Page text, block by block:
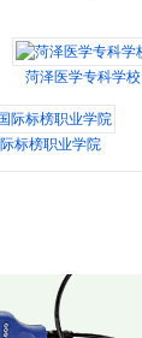
注留学
菏泽医学专科学校
标榜职业学院